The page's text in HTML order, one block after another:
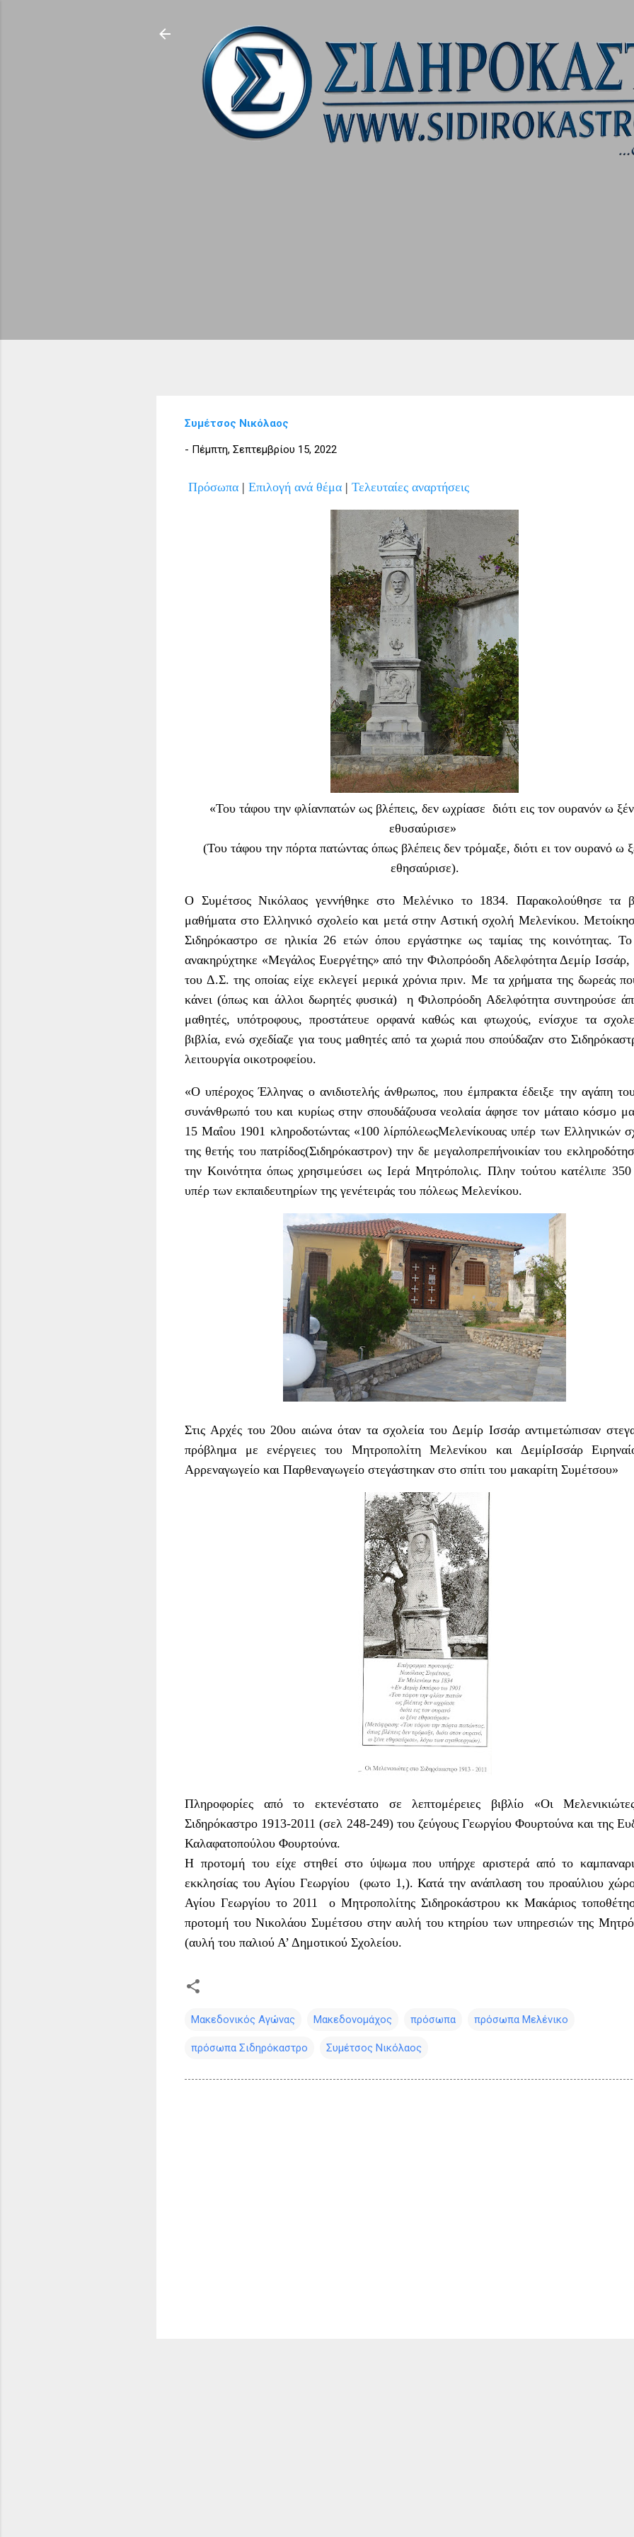
Συμέτσος Νικόλαος
- Πέμπτη, Σεπτεμβρίου 15, 2022
Πρόσωπα | Επιλογή ανά θέμα | Τελευταίες αναρτήσεις
«Του τάφου την φλίανπατών ως βλέπεις, δεν ωχρίασε διότι εις τον ουρανόν ω
εθυσαύρισε»
(Του τάφου την πόρτα πατώντας όπως βλέπεις δεν τρόμαξε, διότι ει τον ουρανό ω
εθησαύρισε).
Ο Συμέτσος Νικόλαος γεννήθηκε στο Μελένικο το 1834. Παρακολούθησε τα
μαθήματα στο Ελληνικό σχολείο και μετά στην Αστική σχολή Μελενίκου.
Σιδηρόκαστρο σε ηλικία 26 ετών όπου εργάστηκε ως ταμίας της κοινότητας.
ανακηρύχτηκε «Μεγάλος Ευεργέτης» από την Φιλοπρόοδη Αδελφότητα Δεμίρ Ισσάρ,
του Δ.Σ. της οποίας είχε εκλεγεί μερικά χρόνια πριν. Με τα χρήματα της δωρεάς
κάνει (όπως και άλλοι δωρητές φυσικά) η Φιλοπρόοδη Αδελφότητα συντηρούσε
μαθητές, υπότροφους, προστάτευε ορφανά καθώς και φτωχούς, ενίσχυε τα
βιβλία, ενώ σχεδίαζε για τους μαθητές από τα χωριά που σπούδαζαν στο
λειτουργία οικοτροφείου.
«Ο υπέροχος Έλληνας ο ανιδιοτελής άνθρωπος, που έμπρακτα έδειξε την αγάπη
συνάνθρωπό του και κυρίως στην σπουδάζουσα νεολαία άφησε τον μάταιο κόσμο
15 Μαΐου 1901 κληροδοτώντας «100 λίρπόλεωςΜελενίκουας υπέρ των Ελληνικών
της θετής του πατρίδος(Σιδηρόκαστρον) την δε μεγαλοπρεπήνοικίαν του
την Κοινότητα όπως χρησιμεύσει ως Ιερά Μητρόπολις. Πλην τούτου κατέλιπε 350
υπέρ των εκπαιδευτηρίων της γενέτειράς του πόλεως Μελενίκου.
Στις Αρχές του 20ου αιώνα όταν τα σχολεία του Δεμίρ Ισσάρ αντιμετώπισαν
πρόβλημα με ενέργειες του Μητροπολίτη Μελενίκου και ΔεμίρΙσσάρ
Αρρεναγωγείο και Παρθεναγωγείο στεγάστηκαν στο σπίτι του μακαρίτη Συμέτσου»
Πληροφορίες από το εκτενέστατο σε λεπτομέρειες βιβλίο «Οι
Σιδηρόκαστρο 1913-2011 (σελ 248-249) του ζεύγους Γεωργίου Φουρτούνα και της
Καλαφατοπούλου Φουρτούνα.
Η προτομή του είχε στηθεί στο ύψωμα που υπήρχε αριστερά από το
εκκλησίας του Αγίου Γεωργίου (φωτο 1,). Κατά την ανάπλαση του προαύλιου
Αγίου Γεωργίου το 2011 ο Μητροπολίτης Σιδηροκάστρου κκ Μακάριος
προτομή του Νικολάου Συμέτσου στην αυλή του κτηρίου των υπηρεσιών της
(αυλή του παλιού Α’ Δημοτικού Σχολείου.
Μακεδονικός Αγώνας Μακεδονομάχος πρόσωπα πρόσωπα Μελένικο
πρόσωπα Σιδηρόκαστρο Συμέτσος Νικόλαος